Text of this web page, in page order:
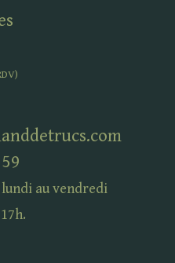
)
au vendredi